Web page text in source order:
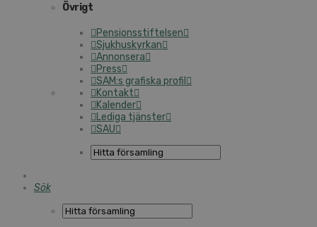
Övrigt
Pensionsstiftelsen
Sjukhuskyrkan
Annonsera
Press
SAM:s grafiska profil
Kontakt
Kalender
Lediga tjänster
SAU
Sök